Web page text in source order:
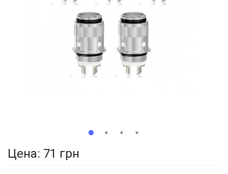
Цена: 71 грн